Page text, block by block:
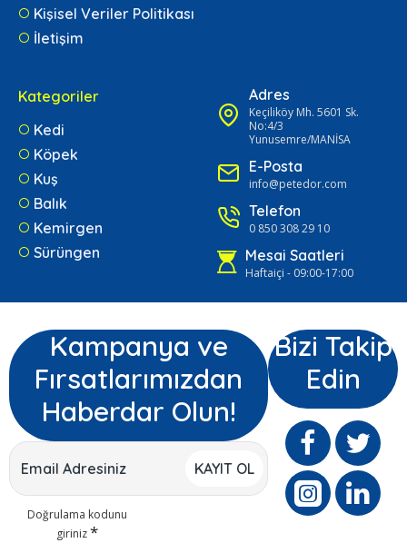
Kişisel Veriler Politikası
İletişim
Kategoriler
Kedi
Köpek
Kuş
Balık
Kemirgen
Sürüngen
Adres
Keçiliköy Mh. 5601 Sk.
No:4/3
Yunusemre/MANİSA
E-Posta
info@petedor.com
Telefon
0 850 308 29 10
Mesai Saatleri
Haftaiçi - 09:00-17:00
Kampanya ve
Fırsatlarımızdan
Haberdar Olun!
KAYIT OL
Doğrulama kodunu
giriniz
Bizi Takip
Edin